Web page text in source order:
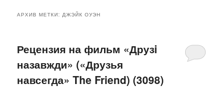
основному
содержимому
дополнительному
содержимому
АРХИВ МЕТКИ:ДЖЭЙК ОУЭН
Рецензия на фильм «Друзi
назавжди» («Друзья
навсегда» The Friend) (3098)